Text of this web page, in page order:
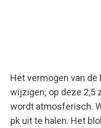
Het vermogen van de
wijzigen; op deze 2,5
wordt atmosferisch.
pk uit te halen. Het